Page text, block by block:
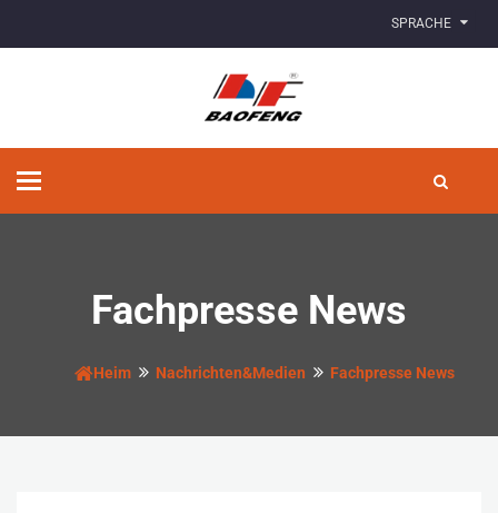
SPRACHE
Navigation
Fachpresse News
Heim Nachrichten&Medien Fachpresse News